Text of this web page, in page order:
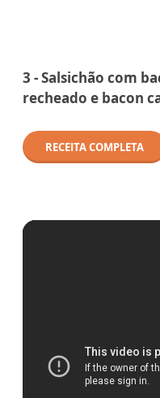
3 - Salsichão com
recheado e bacon
RECEITA COMPLETA